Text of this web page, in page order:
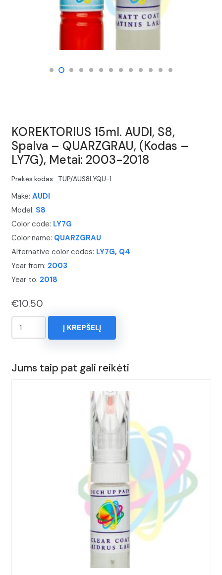
KOREKTORIUS 15ml. AUDI, S8,
Spalva – QUARZGRAU, (Kodas –
LY7G), Metai: 2003-2018
Prekės kodas: TUP/AUS8LYQU-1
Make: AUDI
Model: S8
Color code: LY7G
Color name: QUARZGRAU
Alternative color codes: LY7G, Q4
Year from: 2003
Year to: 2018
€10.50
produkto
kiekis:
15ml.
Į KREPŠELĮ
Jums taip pat gali reikėti